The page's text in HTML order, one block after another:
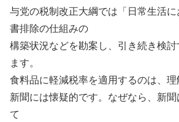
与党の税制改正大綱では「日常生活
書排除の仕組みの
構築状況などを勘案し、引き続き検
ます。
食料品に軽減税率を適用するのは、理
新聞には懐疑的です。なぜなら、新
て